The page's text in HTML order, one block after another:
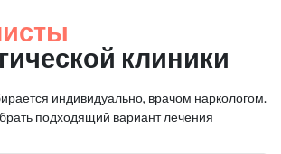
клиники
индивидуально, врачом наркологом.
подходящий вариант лечения